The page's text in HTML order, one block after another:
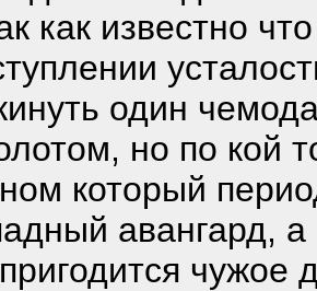
как известно
один
но по кой
который
авангард,
чужое